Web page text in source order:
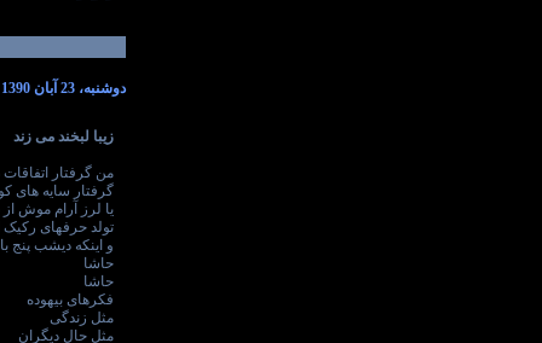
دوشنبه، 23 آبان 1390
زیبا لبخند می زند
من گرفتار
گرفتار سایه های
یا لرز آرام موش
تولد حرفهای
و اینکه دیشب پنج
حاشا
حاشا
فکرهای بیهوده
مثل زندگی
مثل حال دیگران